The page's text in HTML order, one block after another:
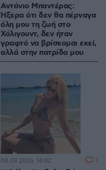
Αντόνιο Μπαντέρας:
Ήξερα ότι δεν θα πέρναγα
όλη μου τη ζωή στο
Χόλιγουντ, δεν ήταν
γραφτό να βρίσκομαι εκεί,
αλλά στην πατρίδα μου
08.08.2026, 14:02 7